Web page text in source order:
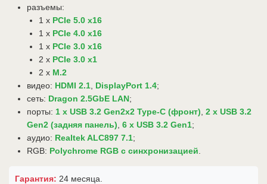
разъемы:
1 x PCIe 5.0 x16
1 x PCIe 4.0 x16
1 x PCIe 3.0 x16
2 x PCIe 3.0 x1
2 x M.2
видео: HDMI 2.1 DisplayPort 1.4;
сеть: Dragon 2.5GbE LAN;
порты: 1 x USB 3.2 Gen2x2 Type-C (фронт) 2 x USB 3.2
Gen2 (задняя панель) 6 x USB 3.2 Gen1;
аудио: Realtek ALC897 7.1;
RGB: Polychrome RGB с синхронизацией
Гарантия: 24 месяца.